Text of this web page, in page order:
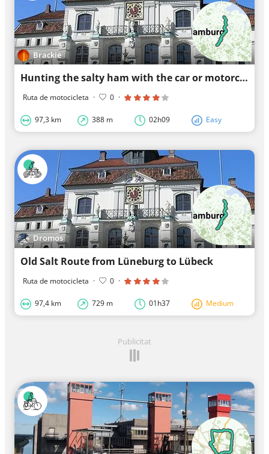
Brackie
Hunting the salty ham with the car or motorcycle.
Ruta de motocicleta · 0 ·
97,3 km 388 m 02h09 Easy
Dromos
Old Salt Route from Lüneburg to Lübeck
Ruta de motocicleta · 0 ·
97,4 km 729 m 01h37 Medium
Publicitat